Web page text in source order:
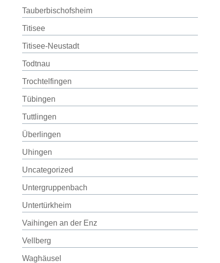
Tauberbischofsheim
Titisee
Titisee-Neustadt
Todtnau
Trochtelfingen
Tübingen
Tuttlingen
Überlingen
Uhingen
Uncategorized
Untergruppenbach
Untertürkheim
Vaihingen an der Enz
Vellberg
Waghäusel